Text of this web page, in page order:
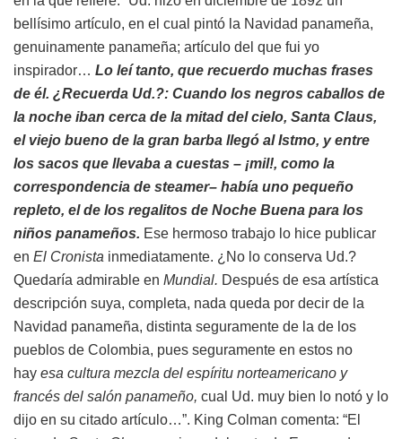
bellísimo artículo, en el cual pintó la Navidad panameña,
genuinamente panameña; artículo del que fui yo
inspirador… Lo leí tanto, que recuerdo muchas frases
de él. ¿Recuerda Ud.?: Cuando los negros caballos de
la noche iban cerca de la mitad del cielo, Santa Claus,
el viejo bueno de la gran barba llegó al Istmo, y entre
los sacos que llevaba a cuestas – ¡mil!, como la
correspondencia de steamer– había uno pequeño
repleto, el de los regalitos de Noche Buena para los
niños panameños. Ese hermoso trabajo lo hice publicar
en El Cronista inmediatamente. ¿No lo conserva Ud.?
Quedaría admirable en Mundial. Después de esa artística
descripción suya, completa, nada queda por decir de la
Navidad panameña, distinta seguramente de la de los
pueblos de Colombia, pues seguramente en estos no
hay esa cultura mezcla del espíritu norteamericano y
francés del salón panameño, cual Ud. muy bien lo notó y lo
dijo en su citado artículo…”. King Colman comenta: “El